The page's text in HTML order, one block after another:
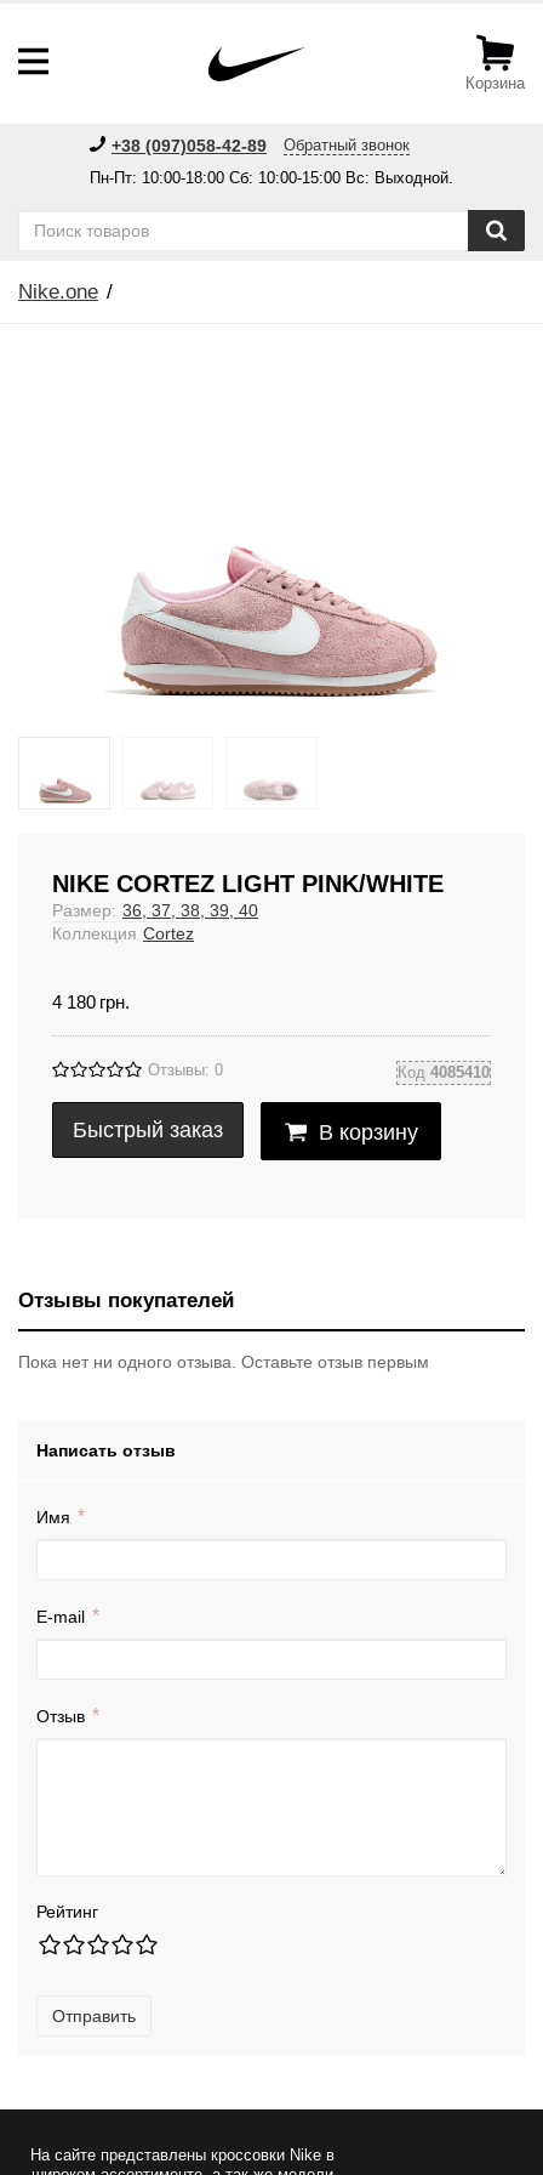
Корзина
+38 (097)058-42-89
Обратный звонок
Пн-Пт: 10:00-18:00 Сб: 10:00-15:00 Вс: Выходной.
Nike.one
NIKE CORTEZ LIGHT PINK/WHITE
Размер: 36, 37, 38, 39, 40
Коллекция Cortez
4 180 грн.
Отзывы: 0 Код 4085410
Быстрый заказ В корзину
Отзывы покупателей
Пока нет ни одного отзыва. Оставьте отзыв первым
Написать отзыв
Имя
E-mail
Отзыв
Рейтинг
Отправить
На сайте представлены кроссовки Nikeв